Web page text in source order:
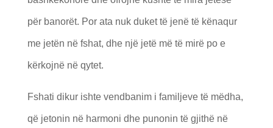
për banorët. Por ata nuk duket të jenë të kënaqur
me jetën në fshat, dhe një jetë më të mirë po e
kërkojnë në qytet.
Fshati dikur ishte vendbanim i familjeve të mëdha,
që jetonin në harmoni dhe punonin të gjithë në